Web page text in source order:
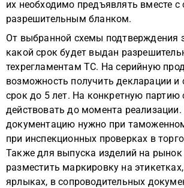
их необходимо предъявлять вместе
разрешительным бланком.
От выбранной схемы подтверждения
какой срок будет выдан
техрегламентам ТС. На серийную
возможность получить декларации и
срок до 5 лет. На конкретную партию
действовать до момента
документацию нужно при
при инспекционных проверках в
Также для выпуска изделий на
разместить маркировку на
ярлыках, в сопроводительных